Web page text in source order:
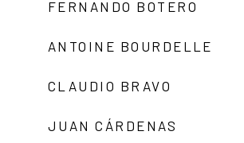
FERNANDO BOTERO
ANTOINE BOURDELLE
CLAUDIO BRAVO
JUAN CÁRDENAS